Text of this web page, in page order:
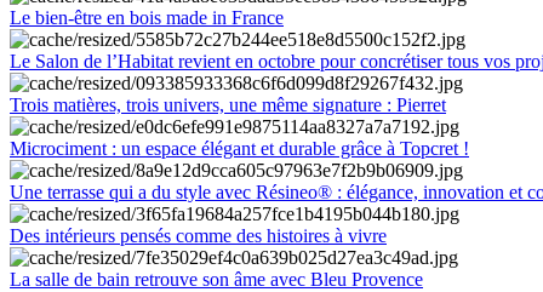
Le bien-être en bois made in France
Le Salon de l’Habitat revient en octobre pour concrétiser tous vos
Trois matières, trois univers, une même signature : Pierret
Microciment : un espace élégant et durable grâce à Topcret !
Une terrasse qui a du style avec Résineo® : élégance, innovation et
Des intérieurs pensés comme des histoires à vivre
La salle de bain retrouve son âme avec Bleu Provence